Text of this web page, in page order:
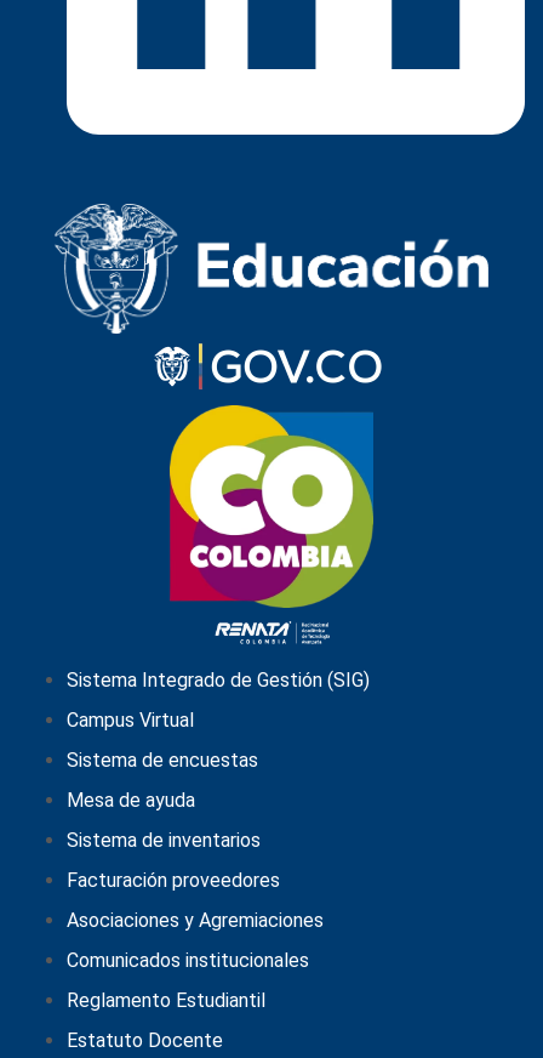
Sistema Integrado de Gestión (SIG)
Campus Virtual
Sistema de encuestas
Mesa de ayuda
Sistema de inventarios
Facturación proveedores
Asociaciones y Agremiaciones
Comunicados institucionales
Reglamento Estudiantil
Estatuto Docente